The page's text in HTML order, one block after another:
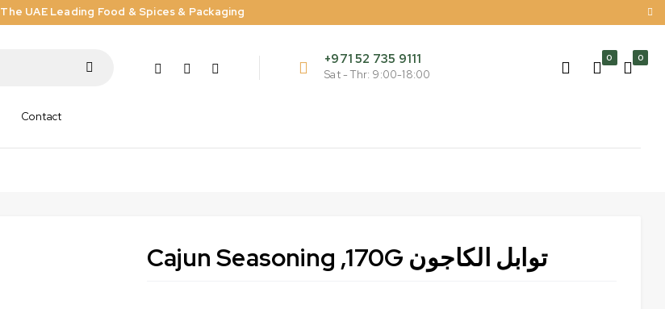
The UAE Leading Food & Spices & Packaging
+971 52 735 9111
Sat - Thr: 9:00-18:00
0 0
Contact
Cajun Seasoning ,170G توابل الكاجون